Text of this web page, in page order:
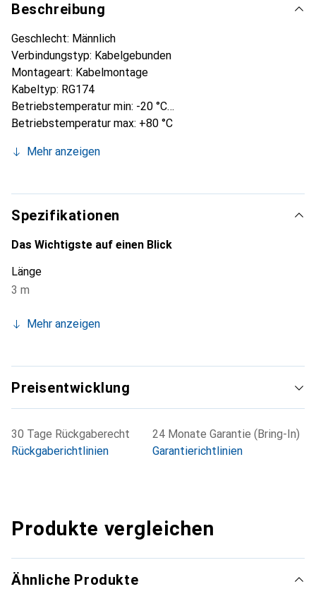
Beschreibung
Geschlecht: Männlich
Verbindungstyp: Kabelgebunden
Montageart: Kabelmontage
Kabeltyp: RG174
Betriebstemperatur min: -20 °C
Betriebstemperatur max: +80 °C
Kontaktmaterial: Messing
Mehr anzeigen
Spezifikationen
Das Wichtigste auf einen Blick
Länge
3 m
Mehr anzeigen
Preisentwicklung
30 Tage Rückgaberecht
Rückgaberichtlinien
24 Monate Garantie (Bring-In)
Garantierichtlinien
Produkte vergleichen
Ähnliche Produkte